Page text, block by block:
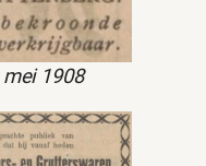
1908